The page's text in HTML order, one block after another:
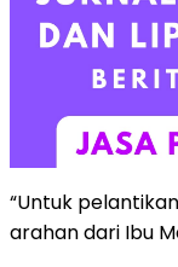
“Untuk
arahan dari Ibu